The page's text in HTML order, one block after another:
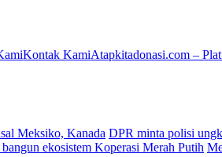
Kontak KamiAtapkitadonasi.com –
Meksiko, Kanada DPR minta polisi
ekosistem Koperasi Merah Putih